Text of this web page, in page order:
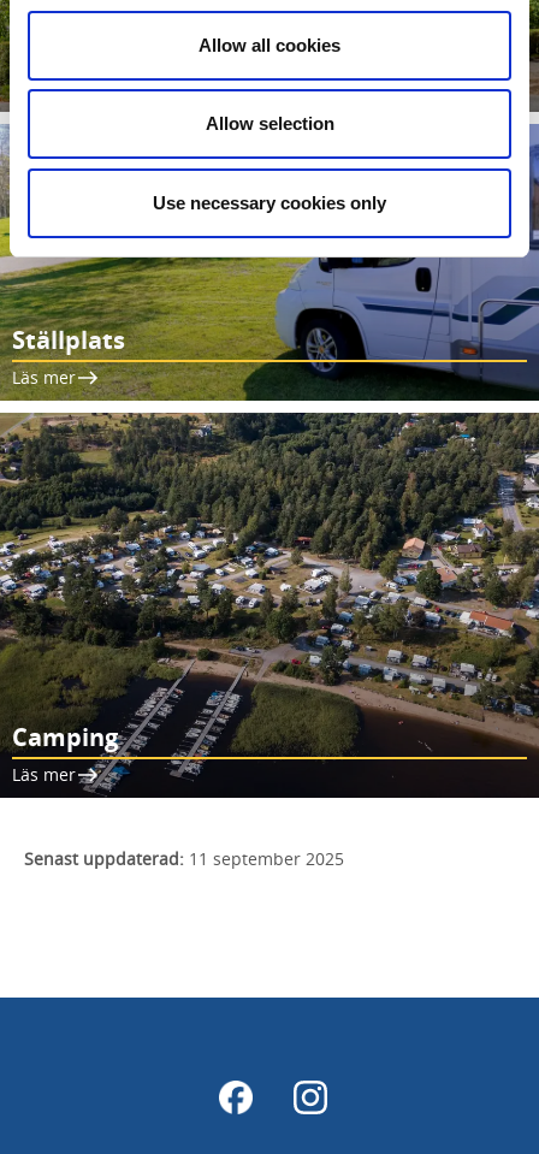
Allow all cookies
Allow selection
Use necessary cookies only
Läs mer
Ställplats
Läs mer
Camping
Läs mer
Senast uppdaterad: 11 september 2025